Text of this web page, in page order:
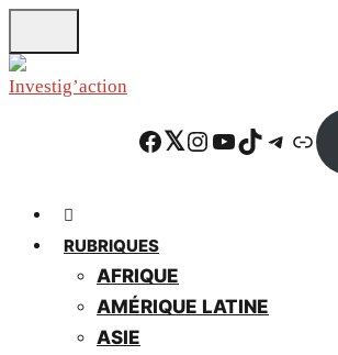
to
main
Facebook Twitter Instagram YouTube TikTok Telegram Lien
RUBRIQUES
AFRIQUE
AMÉRIQUE LATINE
ASIE